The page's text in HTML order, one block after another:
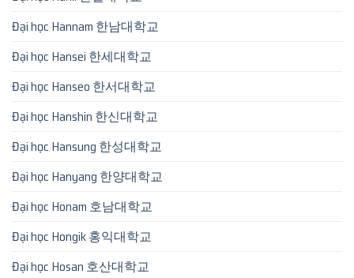
Đại học Hannam 한남대학교
Đại học Hansei 한세대학교
Đại học Hanseo 한서대학교
Đại học Hanshin 한신대학교
Đại học Hansung 한성대학교
Đại học Hanyang 한양대학교
Đại học Honam 호남대학교
Đại học Hongik 홍익대학교
Đại học Hosan 호산대학교